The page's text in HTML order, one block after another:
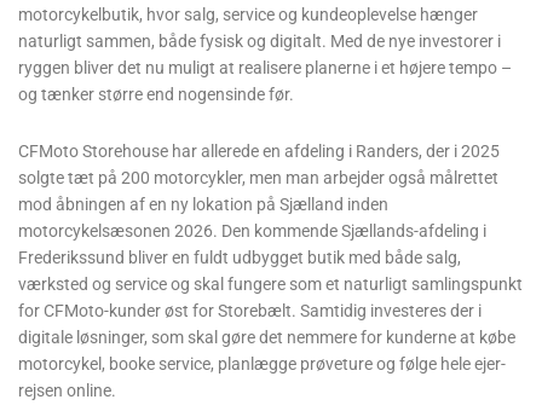
motorcykelbutik, hvor salg, service og kundeoplevelse hænger
naturligt sammen, både fysisk og digitalt. Med de nye investorer i
ryggen bliver det nu muligt at realisere planerne i et højere tempo –
og tænker større end nogensinde før.
CFMoto Storehouse har allerede en afdeling i Randers, der i 2025
solgte tæt på 200 motorcykler, men man arbejder også målrettet
mod åbningen af en ny lokation på Sjælland inden
motorcykelsæsonen 2026. Den kommende Sjællands-afdeling i
Frederikssund bliver en fuldt udbygget butik med både salg,
værksted og service og skal fungere som et naturligt samlingspunkt
for CFMoto-kunder øst for Storebælt. Samtidig investeres der i
digitale løsninger, som skal gøre det nemmere for kunderne at købe
motorcykel, booke service, planlægge prøveture og følge hele ejer-
rejsen online.